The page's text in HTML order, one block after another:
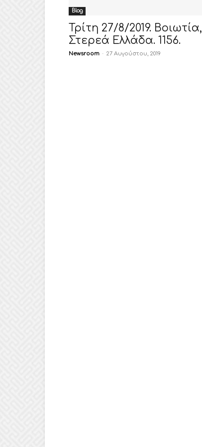
Blog
Τρίτη 27/8/2019. Βοιωτία,
Στερεά Ελλάδα. 1156.
Newsroom - 27 Αυγούστου, 2019